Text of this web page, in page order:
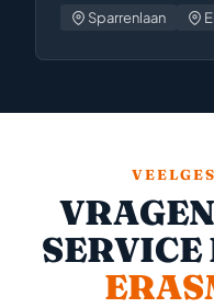
Sparrenlaan
SERVICE